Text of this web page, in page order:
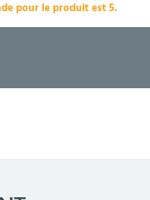
pour le produit est 5.